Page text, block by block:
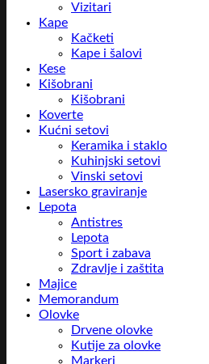
Vizitari
Kape
Kačketi
Kape i šalovi
Kese
Kišobrani
Kišobrani
Koverte
Kućni setovi
Keramika i staklo
Kuhinjski setovi
Vinski setovi
Lasersko graviranje
Lepota
Antistres
Lepota
Sport i zabava
Zdravlje i zaštita
Majice
Memorandum
Olovke
Drvene olovke
Kutije za olovke
Markeri